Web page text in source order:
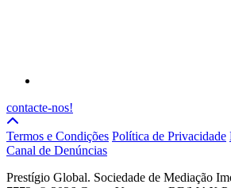
contacte-nos!
Termos e Condições Política de Privacidade
Canal de Denúncias
Prestígio Global. Sociedade de Mediação